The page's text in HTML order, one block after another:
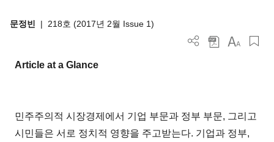
문정빈 | 218호 (2017년 2월 Issue 1)
Article at a Glance
민주주의적 시장경제에서 기업 부문과 정부 부문, 그리고
시민들은 서로 정치적 영향을 주고받는다. 기업과 정부,